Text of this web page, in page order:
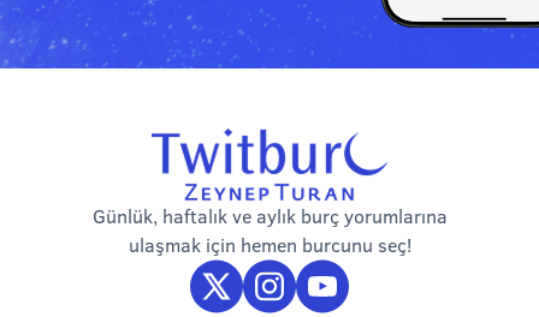
Günlük, haftalık ve aylık burç yorumlarına
ulaşmak için hemen burcunu seç!